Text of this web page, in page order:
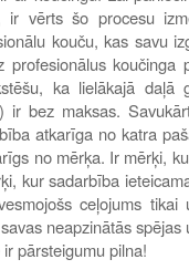
ir vērts šo procesu
kouču, kas savu
profesionālus koučinga
ka lielākajā daļā
ir bez maksas.
atkarīga no katra
no mērķa. Ir mērķi,
kur sadarbība
ceļojums
neapzinātās
pārsteigumu pilna!